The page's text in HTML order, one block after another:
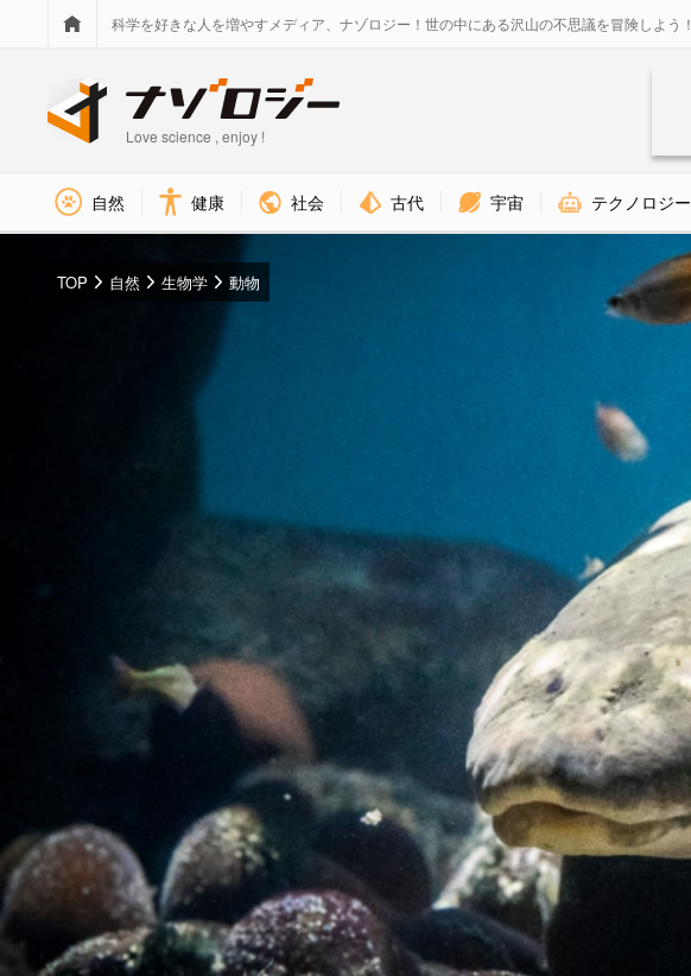
科学を好きな人を増やすメディア、ナゾロジー！世の中にある沢山の不思議を冒険しよう！
Love science , enjoy !
自然 健康 社会 古代 宇宙 テクノロジー
TOP 自然 生物学 動物